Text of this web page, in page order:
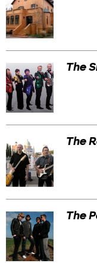
The
The
The